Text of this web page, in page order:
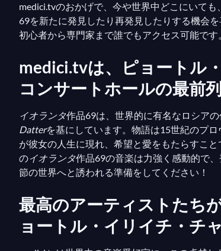
medici.tvのおかげで、今や世界中どこにいて
69を新たに発見したり再発見したりする機会
初心者から専門家まで誰でもアクセス可能で
medici.tvは、ピョートル
コンサートホールの最前
イオランタ作品69は、世界的に有名なロシア
Datterを基にしています。物語は15世紀のプ
が彼女の人生に現れ、希望と愛をもたらすこ
のイオランタ作品69の音楽は力強く感動的で
節の世界へと誘われる準備をしてください！
最高のアーティストたち
ョートル・イリイチ・チ